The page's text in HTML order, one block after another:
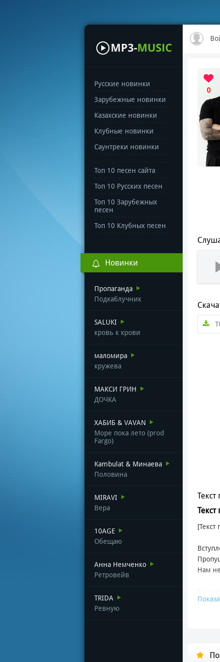
Русские новинки
Зарубежные новинки
Казахские новинки
Клубные новинки
Саунтреки новинки
Топ 10 песен сайта
Топ 10 Русских песен
Топ 10 Зарубежных
песен
Топ 10 Клубных песен
Новинки
Пропаганда
Подкаблучник
SALUKI
кровь к крови
маломира
кружева
МАКСИ ГРИН
ДОЧКА
ХАБИБ & VAVAN
Море пока лето (prod
Fargo)
Kambulat & Минаева
Половина
MIRAVI
Вера
10AGE
Обещаю
Анна Немченко
Ретровейв
TRIDA
Ревную
0
Текст
Нам